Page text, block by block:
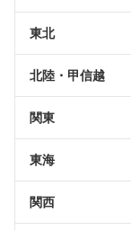
東北
北陸・甲信越
関東
東海
関西